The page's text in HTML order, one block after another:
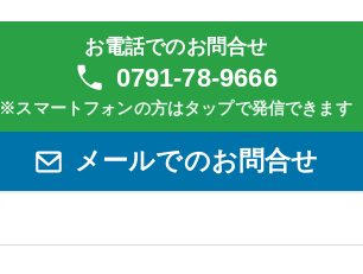
お電話でのお問合せ
0791-78-9666
※スマートフォンの方はタップで発信できます
メールでのお問合せ